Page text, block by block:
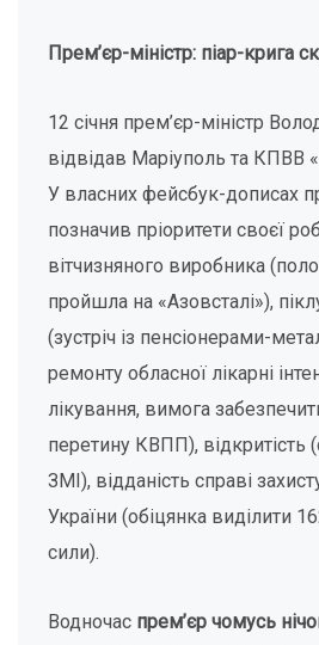
Прем’єр-міністр: піар-крига
12 січня прем’єр-міністр
відвідав Маріуполь та КПВВ
У власних фейсбук-дописах
позначив пріоритети своєї
вітчизняного виробника
пройшла на «Азовсталі»),
(зустріч із пенсіонерами-
ремонту обласної лікарні
лікування, вимога
перетину КВПП), відкритість
ЗМІ), відданість справі
України (обіцянка виділити
сили).
Водночас прем’єр чомусь